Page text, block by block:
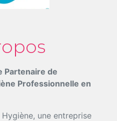
Partenaire de
Professionnelle en
une entreprise